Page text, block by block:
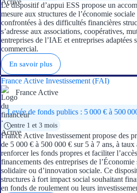
Le dispositif d’appui ESS propose un
mesure aux structures de l’économie
confrontées à des difficultés financières
s’adresse aux associations, coopératives,
entreprises de l’IAE et entreprises adaptées
commercial.
En savoir plus
France Active Investissement (FAI)
France Active
Levée de fonds publics : 5 000 € à 500
entre 1 et 3 mois
France Active Investissement propose des
de 5 000 € à 500 000 € sur 5 à 7 ans, à
renforcer les fonds propres et faciliter
financements des entreprises de l’Économie
solidaire ou d’innovation sociale. Ce
structures à fort impact social souhaitant
en fonds de roulement ou leurs